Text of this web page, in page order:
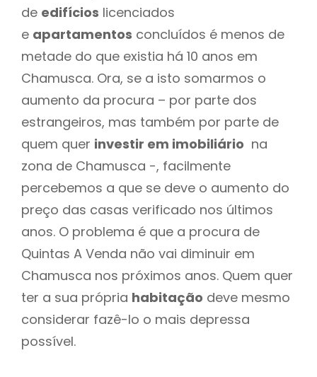
de edifícios licenciados
e apartamentos concluídos é menos de
metade do que existia há 10 anos em
Chamusca. Ora, se a isto somarmos o
aumento da procura – por parte dos
estrangeiros, mas também por parte de
quem quer investir em imobiliário na
zona de Chamusca -, facilmente
percebemos a que se deve o aumento do
preço das casas verificado nos últimos
anos. O problema é que a procura de
Quintas A Venda não vai diminuir em
Chamusca nos próximos anos. Quem quer
ter a sua própria habitação deve mesmo
considerar fazê-lo o mais depressa
possível.